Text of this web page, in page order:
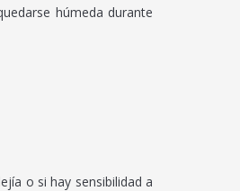
húmeda durante
o si hay sensibilidad a